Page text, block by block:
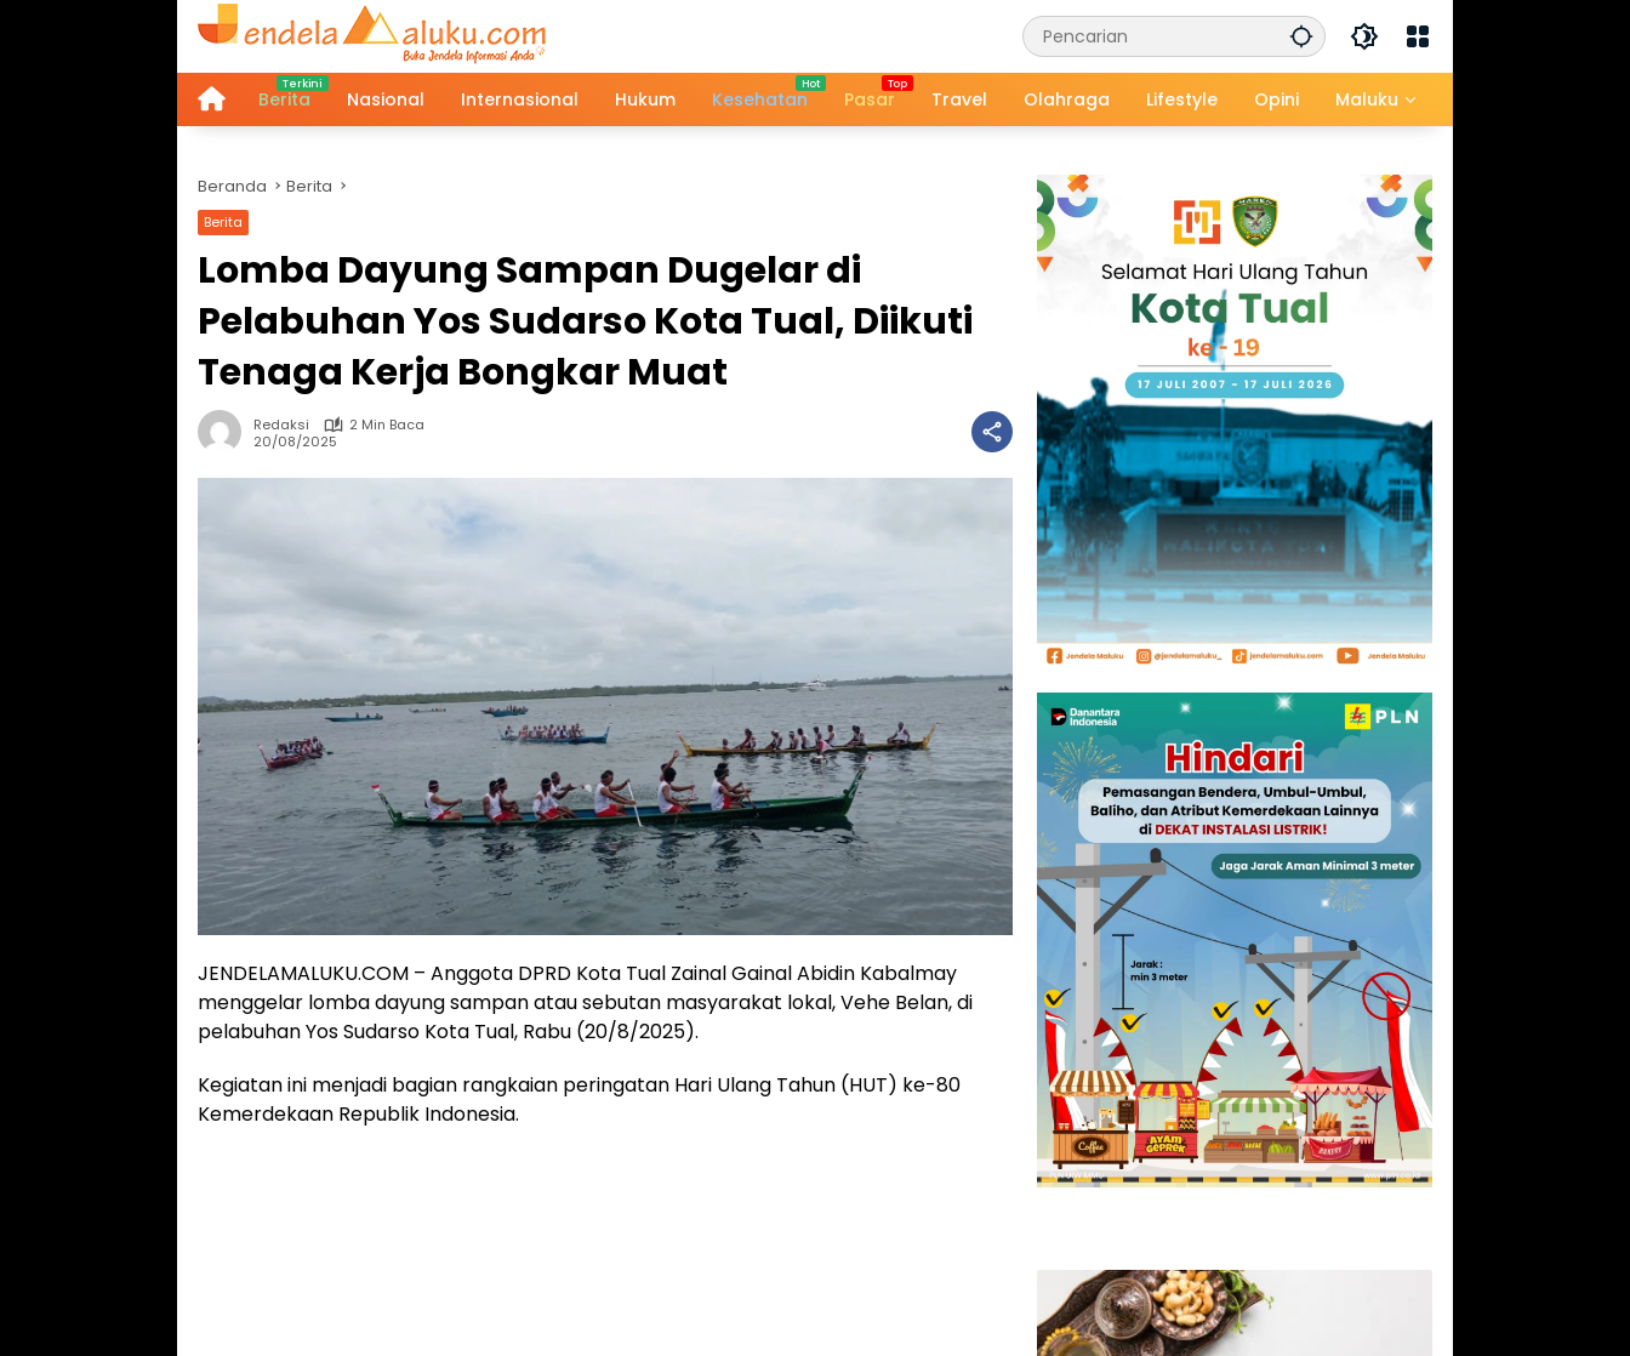
Home
Berita Nasional Internasional Hukum Kesehatan Pasar Travel Olahraga Lifestyle Opini Maluku
Beranda Berita
Berita
Lomba Dayung Sampan Dugelar di
Pelabuhan Yos Sudarso Kota Tual, Diikuti
Tenaga Kerja Bongkar Muat
Redaksi
2 Min Baca
20/08/2025
JENDELAMALUKU.COM – Anggota DPRD Kota Tual Zainal Gainal Abidin Kabalmay
menggelar lomba dayung sampan atau sebutan masyarakat lokal, Vehe Belan, di
pelabuhan Yos Sudarso Kota Tual, Rabu (20/8/2025).
Kegiatan ini menjadi bagian rangkaian peringatan Hari Ulang Tahun (HUT) ke-80
Kemerdekaan Republik Indonesia.